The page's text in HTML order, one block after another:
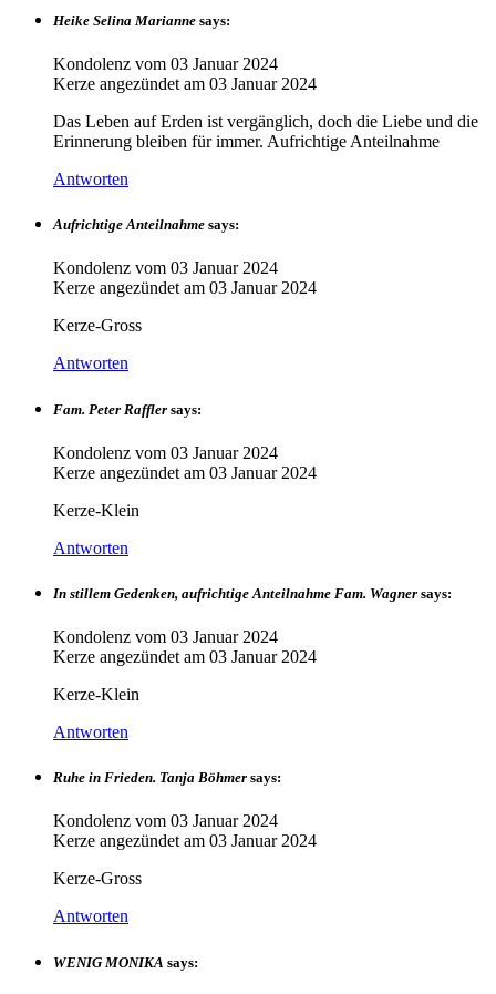
Heike Selina Marianne says:
Kondolenz vom 03 Januar 2024
Kerze angezündet am 03 Januar 2024
Das Leben auf Erden ist vergänglich, doch die Liebe und die
Erinnerung bleiben für immer. Aufrichtige Anteilnahme
Antworten
Aufrichtige Anteilnahme says:
Kondolenz vom 03 Januar 2024
Kerze angezündet am 03 Januar 2024
Kerze-Gross
Antworten
Fam. Peter Raffler says:
Kondolenz vom 03 Januar 2024
Kerze angezündet am 03 Januar 2024
Kerze-Klein
Antworten
In stillem Gedenken, aufrichtige Anteilnahme Fam. Wagner says:
Kondolenz vom 03 Januar 2024
Kerze angezündet am 03 Januar 2024
Kerze-Klein
Antworten
Ruhe in Frieden. Tanja Böhmer says:
Kondolenz vom 03 Januar 2024
Kerze angezündet am 03 Januar 2024
Kerze-Gross
Antworten
WENIG MONIKA says: